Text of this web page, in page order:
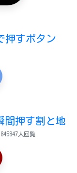
押すボタン
間押す割と地
人回覧